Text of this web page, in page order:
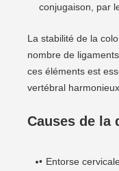
conjugaison, par
La stabilité de la
nombre de
ces éléments est
vertébral
Causes de la
Entorse